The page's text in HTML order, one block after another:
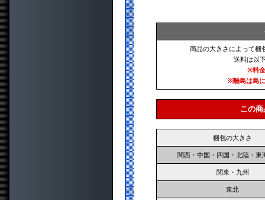
商品の大きさによって梱
送料は以
※料
※離島は島
この
梱包の大きさ
関西・中国・四国・北陸・東
関東・九州
東北